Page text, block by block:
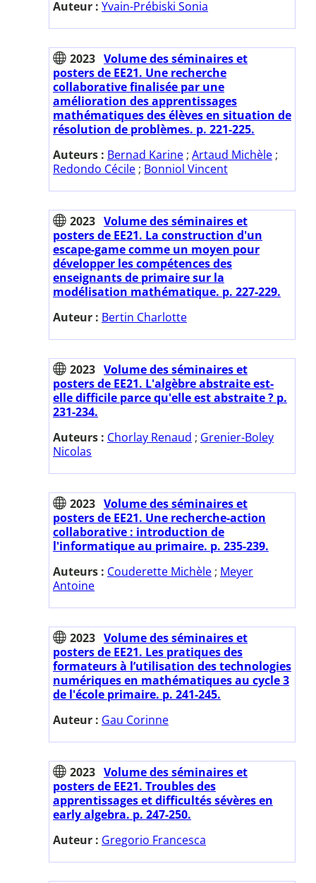
Auteur : Yvain-Prébiski Sonia
2023 Volume des séminaires et
posters de EE21. Une recherche
collaborative finalisée par une
amélioration des apprentissages
mathématiques des élèves en situation de
résolution de problèmes. p. 221-225.
Auteurs : Bernad Karine ; Artaud Michèle ;
Redondo Cécile ; Bonniol Vincent
2023 Volume des séminaires et
posters de EE21. La construction d'un
escape-game comme un moyen pour
développer les compétences des
enseignants de primaire sur la
modélisation mathématique. p. 227-229.
Auteur : Bertin Charlotte
2023 Volume des séminaires et
posters de EE21. L'algèbre abstraite est-
elle difficile parce qu'elle est abstraite ? p.
231-234.
Auteurs : Chorlay Renaud ; Grenier-Boley
Nicolas
2023 Volume des séminaires et
posters de EE21. Une recherche-action
collaborative : introduction de
l'informatique au primaire. p. 235-239.
Auteurs : Couderette Michèle ; Meyer
Antoine
2023 Volume des séminaires et
posters de EE21. Les pratiques des
formateurs à l’utilisation des technologies
numériques en mathématiques au cycle 3
de l'école primaire. p. 241-245.
Auteur : Gau Corinne
2023 Volume des séminaires et
posters de EE21. Troubles des
apprentissages et difficultés sévères en
early algebra. p. 247-250.
Auteur : Gregorio Francesca